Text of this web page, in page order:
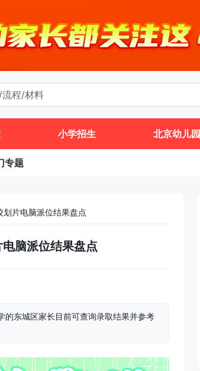
小学招生 北京幼儿园
专题
片电脑派位结果盘点
脑派位结果盘点
的东城区家长目前可查询录取结果并参考